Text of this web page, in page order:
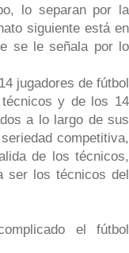
lo separan por la
siguiente está en
se le señala por lo
jugadores de fútbol
técnicos y de los 14
a lo largo de sus
competitiva,
de los técnicos,
ser los técnicos del
el fútbol